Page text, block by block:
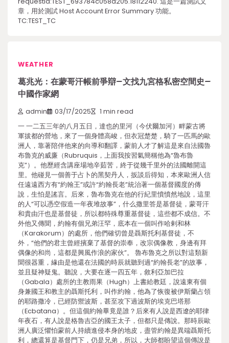
章，用於測試 Host Account Error Summary 功能。
TC:TEST_TC
WEATHER
葛兆光：在蒙哥汗帳前爭辯–文找九宮格私密空間史–
中國作家網
admin 03/17/2025 1 min read
一 一二五三年的八月五日，達也的里河（今伏爾加河）畔蒙古將
軍拔都的營地，來了一個身體高峻，但衣冠楚楚，騎了一匹馬的歐
洲人，靠著陪伴他來的向導和翻譯，蒙前人才了解這是來自法國魯
布魯克的威廉（Rubruquis，上面我按習氣簡稱他為“魯布魯
克”）。他歷經含講座場地辛茹苦，終于從幾千里外的法國離開這
里。他碰見一個善于占卜的黑契丹人，扳談后得知，本來歐洲人信
任遠遠西方有“約翰王”或許“約翰長老”統治著一個基督國度的傳
說，生怕是謠言。后來，魯布魯克在他的行紀里憤憤然地說，這里
的人“可以憑空假造一年夜堆故事”，什么撒里答是基督徒，蒙哥汗
和貴由汗也是基督徒，所以都特殊尊重基督徒，這些都不成信。不
外他又傳聞，約翰有個兄弟汪罕，底本在一個叫作哈剌和林
（Karakorum）的處所，他們確切曾是聶斯托利基督徒，不
外，“他們的君主曾經擯棄了基督的崇奉，改宗偶像教，身邊有拜
偶像的和尚，這都是興風作浪的家伙”。 魯布魯克之所以對這類新
聞很器重，緣由是他還在法國的時辰就聽到過“約翰長老”的故事，
並且疑神疑鬼。聽說，大要在逐一四五年，敘利亞加巴拉
（Gabala）處所的主教雨果（Hugh）上書給教廷，說遠東有個
身兼國王和教主的聶斯托利，叫作約翰，他為了恢復被伊斯蘭占領
的耶路撒冷，已經防禦波斯，甚至攻下過波斯的埃克巴塔那
（Ecbatana）。但這個約翰畢竟是誰？后來有人說是西遼的耶律
年夜石，有人說是格魯吉亞的國王太子，但都只是傳說。那時辰歐
洲人廣泛懼怕蒙前人持續進侵本身的地皮，盡管約翰是異端聶斯托
利，總還算是基督門下，仍是兄弟，所以，大師都盼望這個傳說是